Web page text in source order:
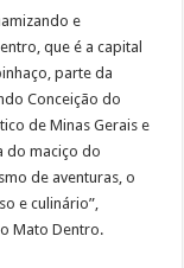
e
que é a capital
parte da
Conceição do
de Minas Gerais e
do maciço do
de aventuras, o
e culinário”,
Mato Dentro.